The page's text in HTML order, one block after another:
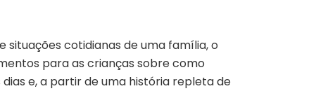
situações cotidianas de uma família, o
para as crianças sobre como
e, a partir de uma história repleta de